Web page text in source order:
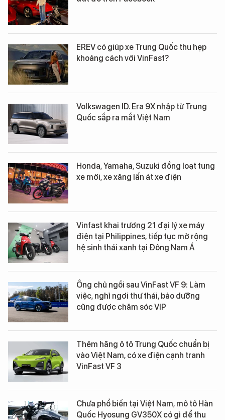
EREV có giúp xe Trung Quốc thu hẹp
khoảng cách với VinFast?
Volkswagen ID. Era 9X nhập từ Trung
Quốc sắp ra mắt Việt Nam
Honda, Yamaha, Suzuki đồng loạt tung
xe mới, xe xăng lấn át xe điện
Vinfast khai trương 21 đại lý xe máy
điện tại Philippines, tiếp tục mở rộng
hệ sinh thái xanh tại Đông Nam Á
Ông chủ ngồi sau VinFast VF 9: Làm
việc, nghỉ ngơi thư thái, bảo dưỡng
cũng được chăm sóc VIP
Thêm hãng ô tô Trung Quốc chuẩn bị
vào Việt Nam, có xe điện cạnh tranh
VinFast VF 3
Chưa phổ biến tại Việt Nam, mô tô Hàn
Quốc Hyosung GV350X có gì để thu